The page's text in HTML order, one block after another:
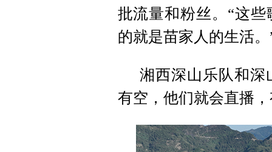
批流量和粉丝。“这
的就是苗家人的生活。
湘西深山乐队和深
有空，他们就会直播